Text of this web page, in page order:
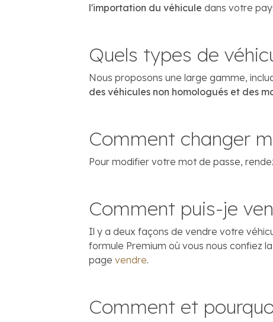
l'importation du véhicule dans votre
Quels types de
Nous proposons une large gamme,
des véhicules non homologués et des
Comment changer
Pour modifier votre mot de passe,
Comment puis-je
Il y a deux façons de vendre votre
formule Premium où vous nous confiez
page vendre.
Comment et